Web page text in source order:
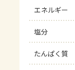
エネルギー
塩分
たんぱく質